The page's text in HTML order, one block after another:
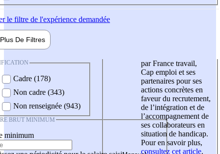
le filtre de l'expérience demandée
Plus De Filtres
Cadre (178)
Non cadre (343)
Non renseignée (943)
BRUT MINIMUM
minimum
par France travail,
Cap emploi et ses
partenaires pour ses
actions concrètes en
faveur du recrutement,
de l’intégration et de
l’accompagnement de
ses collaborateurs en
situation de handicap.
Pour en savoir plus,
consultez cet article.